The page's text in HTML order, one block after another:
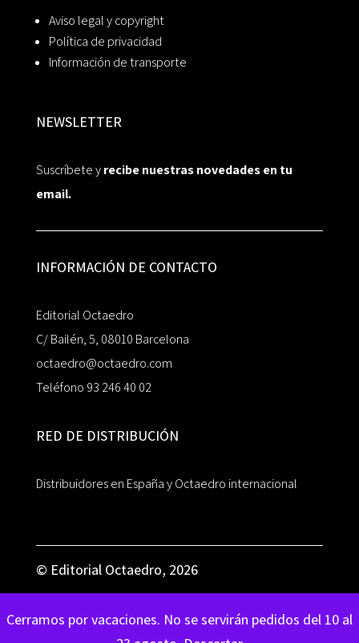
Cerramos por vacaciones. No se servirán pedidos del 10 al
Aviso legal y copyright
Política de privacidad
Información de transporte
NEWSLETTER
Suscríbete yrecibe nuestras novedades en tu
email.
INFORMACIÓN DE CONTACTO
Editorial Octaedro
C/ Bailén, 5, 08010 Barcelona
octaedro@octaedro.com
Teléfono 93 246 40 02
RED DE DISTRIBUCIÓN
Distribuidores en España y Octaedro internacional
© Editorial Octaedro, 2026